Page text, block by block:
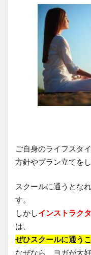
ご自身のライフスタ
方針やプラン立てを
スクールに通うとな
す。
しかしインストラク
は、
ぜひスクールに通う
なぜなら、ヨガが大